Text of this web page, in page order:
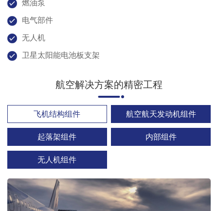
燃油泵
电气部件
无人机
卫星太阳能电池板支架
航空解决方案的精密工程
飞机结构组件 航空航天发动机组件
起落架组件 内部组件
无人机组件